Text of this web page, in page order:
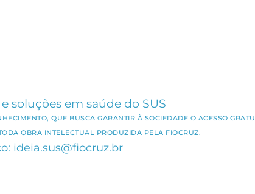
soluções em saúde do SUS
QUE BUSCA GARANTIR À SOCIEDADE O ACESSO
OBRA INTELECTUAL PRODUZIDA PELA FIOCRUZ.
ideia.sus@fiocruz.br